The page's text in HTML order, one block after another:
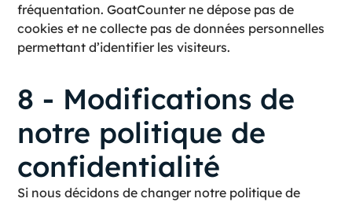
fréquentation. GoatCounter ne dépose pas de
cookies et ne collecte pas de données personnelles
permettant d’identifier les visiteurs.
8 - Modifications de
notre politique de
confidentialité
Si nous décidons de changer notre politique de